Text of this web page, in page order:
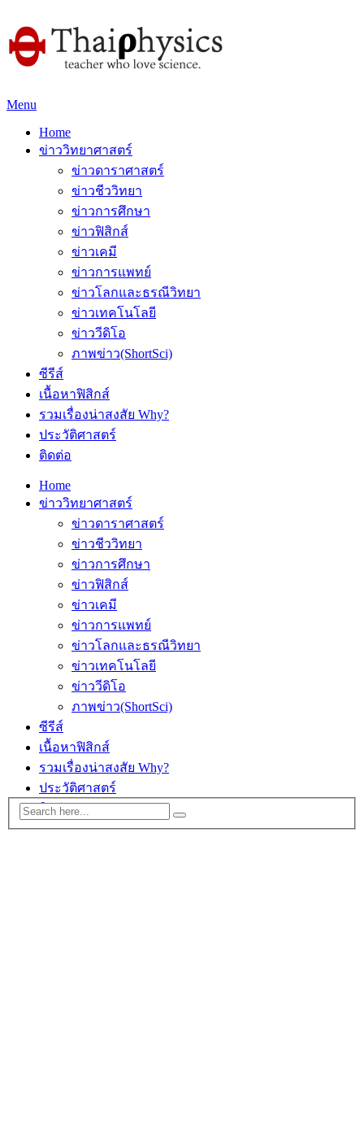
Menu
Home
ข่าววิทยาศาสตร์
ข่าวดาราศาสตร์
ข่าวชีววิทยา
ข่าวการศึกษา
ข่าวฟิสิกส์
ข่าวเคมี
ข่าวการแพทย์
ข่าวโลกและธรณีวิทยา
ข่าวเทคโนโลยี
ข่าววีดิโอ
ภาพข่าว(ShortSci)
ซีรีส์
เนื้อหาฟิสิกส์
รวมเรื่องน่าสงสัย Why?
ประวัติศาสตร์
ติดต่อ
Home
ข่าววิทยาศาสตร์
ข่าวดาราศาสตร์
ข่าวชีววิทยา
ข่าวการศึกษา
ข่าวฟิสิกส์
ข่าวเคมี
ข่าวการแพทย์
ข่าวโลกและธรณีวิทยา
ข่าวเทคโนโลยี
ข่าววีดิโอ
ภาพข่าว(ShortSci)
ซีรีส์
เนื้อหาฟิสิกส์
รวมเรื่องน่าสงสัย Why?
ประวัติศาสตร์
ติดต่อ